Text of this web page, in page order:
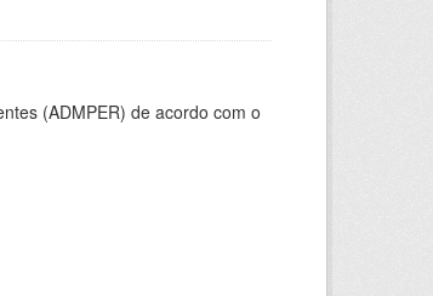
(ADMPER) de acordo com o